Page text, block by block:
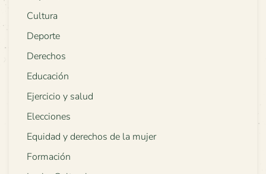
Cultura
Deporte
Derechos
Educación
Ejercicio y salud
Elecciones
Equidad y derechos de la mujer
Formación